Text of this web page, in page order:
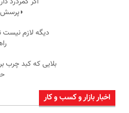
دیگه لازم نیست
بلایی که کبد چرب
اخبار بازار و کسب و کار